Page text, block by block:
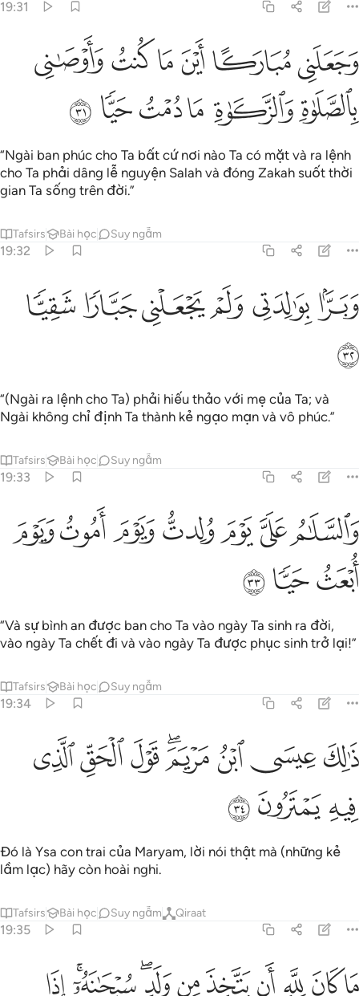
19:31
وجعلني مباركا اين ما كنت واوصاني بالصلاة والزكاة ما دمت حيا ٣١
وَجَعَلَنِى مُبَارَكًا أَيْنَ مَا كُنتُ وَأَوْصَـٰنِى بِٱلصَّلَوٰةِ وَٱلزَّكَوٰةِ مَا دُمْتُ حَيًّۭا
ﲂﲃﲄﲅ ﲆﲇ
ﲈﲉ ﲊﲋﲌ ﲍ
“Ngài ban phúc cho Ta bất cứ nơi nào Ta có mặt và ra lệnh
cho Ta phải dâng lễ nguyện Salah và đóng Zakah suốt thời
gian Ta sống trên đời.”
Tafsirs Bài học Suy ngẫm
19:32
وبرا بوالدتي ولم يجعلني جبارا شقيا ٣٢
وَبَرًّۢا بِوَٰلِدَتِى وَلَمْ يَجْعَلْنِى جَبَّارًۭا شَقِيًّۭا ٣٢
ﲎﲏ ﲐﲑﲒﲓ
ﲔ
“(Ngài ra lệnh cho Ta) phải hiếu thảo với mẹ của Ta; và
Ngài không chỉ định Ta thành kẻ ngạo mạn và vô phúc.”
Tafsirs Bài học Suy ngẫm
19:33
والسلام علي يوم ولدت ويوم اموت ويوم ابعث حيا ٣٣
وَٱلسَّلَـٰمُ عَلَىَّ يَوْمَ وُلِدتُّ وَيَوْمَ أَمُوتُ وَيَوْمَ أُبْعَثُ حَيًّۭا ٣٣
ﲕﲖﲗﲘﲙﲚﲛ
ﲜﲝﲞ
“Và sự bình an được ban cho Ta vào ngày Ta sinh ra đời,
vào ngày Ta chết đi và vào ngày Ta được phục sinh trở lại!”
Tafsirs Bài học Suy ngẫm
19:34
ذالك عيسى ابن مريم قول الحق الذي فيه يمترون ٣٤
ذَٰلِكَ عِيسَى ٱبْنُ مَرْيَمَ ۚ قَوْلَ ٱلْحَقِّ ٱلَّذِى فِيهِ يَمْتَرُونَ ٣٤
ﲟﲠﲡﲢﲣﲤﲥﲦ
ﲧﲨﲩ
Đó là Ysa con trai của Maryam, lời nói thật mà (những kẻ
lầm lạc) hãy còn hoài nghi.
Tafsirs Bài học Suy ngẫm Qiraat
19:35
ما كان لله ان يتخذ من ولد سبحانه اذا قضى امرا فانما يقول له كن
مَا كَانَ لِلَّهِ أَن يَتَّخِذَ مِن وَلَدٍۢ ۖ سُبْحَـٰنَهُۥٓ ۚ إِذَا قَضَىٰٓ أَمْرًۭا فَإِنَّمَا يَقُولُ لَهُۥ كُن
ﲪﲫﲬﲭﲮﲯﲰﲱﲲﲳﲴ